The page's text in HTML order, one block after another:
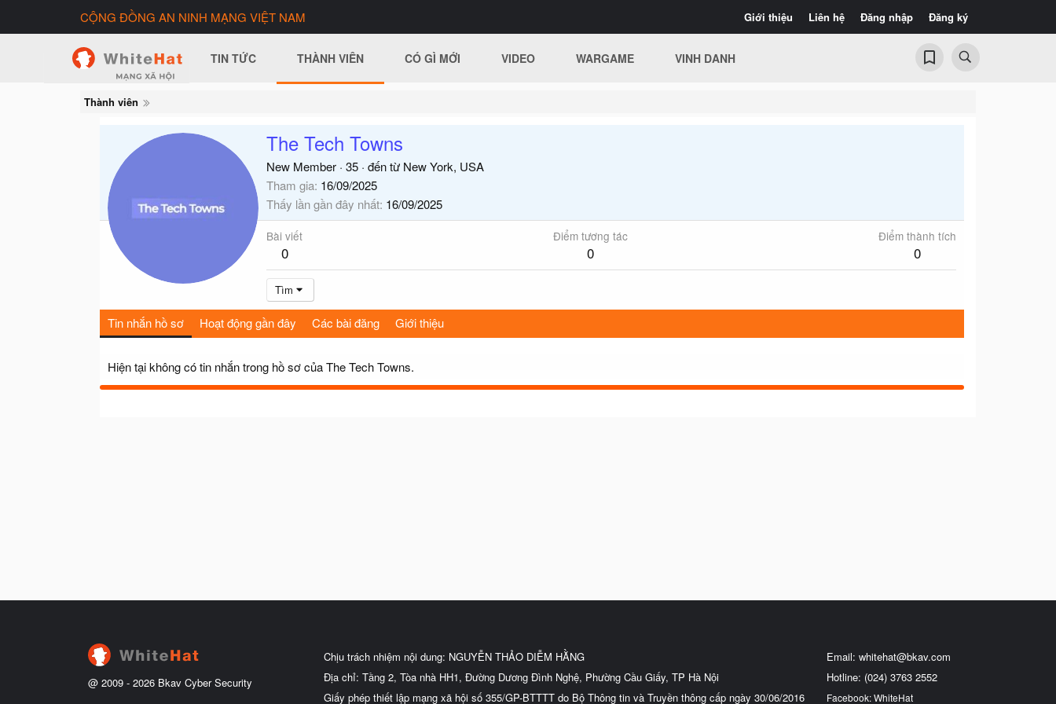
Giới thiệu Liên hệ Đăng nhập Đăng ký
CỘNG ĐỒNG AN NINH MẠNG VIỆT NAM
TIN TỨC THÀNH VIÊN CÓ GÌ MỚI VIDEO WARGAME VINH DANH
Thành viên
The Tech Towns
New Member · 35 · đến từ New York, USA
Tham gia 16/09/2025
Thấy lần gần đây nhất 16/09/2025
Bài viết
0
Điểm tương tác
0
Điểm thành tích
0
Tìm
Tin nhắn hồ sơ Hoạt động gần đây Các bài đăng Giới thiệu
Hiện tại không có tin nhắn trong hồ sơ của The Tech Towns.
@ 2009 - 2026 Bkav Cyber Security
Chịu trách nhiệm nội dung: NGUYỄN THẢO DIỄM HẰNG
Địa chỉ: Tầng 2, Tòa nhà HH1, Đường Dương Đình Nghệ, Phường Cầu Giấy, TP Hà Nội
Giấy phép thiết lập mạng xã hội số 355/GP-BTTTT do Bộ Thông tin và Truyền thông cấp ngày 30/06/2016
Email: whitehat@bkav.com
Hotline: (024) 3763 2552
Facebook: WhiteHat